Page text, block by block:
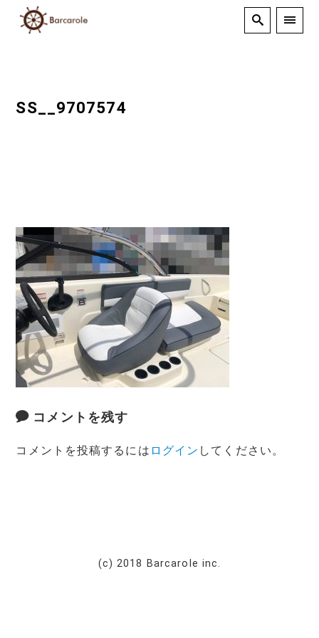
SS__9707574
コメントを残す
コメントを投稿するには ログイン してください。
(c) 2018 Barcarole inc.